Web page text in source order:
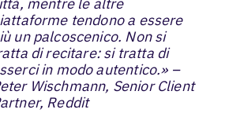
mentre le altre
tendono a essere
un palcoscenico. Non si
di recitare: si tratta di
in modo autentico.» –
Wischmann, Senior Client
Reddit